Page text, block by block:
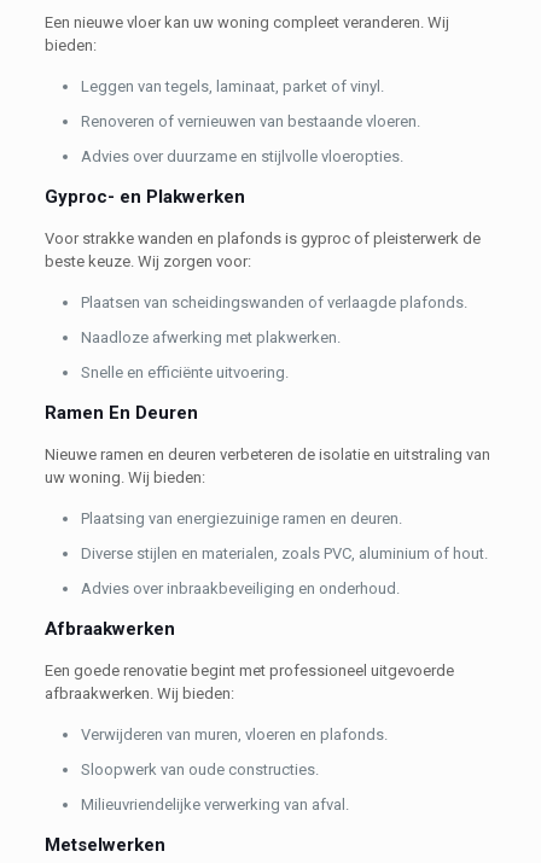
Een nieuwe vloer kan uw woning compleet veranderen. Wij
bieden:
Leggen van tegels, laminaat, parket of vinyl.
Renoveren of vernieuwen van bestaande vloeren.
Advies over duurzame en stijlvolle vloeropties.
Gyproc- en Plakwerken
Voor strakke wanden en plafonds is gyproc of pleisterwerk de
beste keuze. Wij zorgen voor:
Plaatsen van scheidingswanden of verlaagde plafonds.
Naadloze afwerking met plakwerken.
Snelle en efficiënte uitvoering.
Ramen En Deuren
Nieuwe ramen en deuren verbeteren de isolatie en uitstraling van
uw woning. Wij bieden:
Plaatsing van energiezuinige ramen en deuren.
Diverse stijlen en materialen, zoals PVC, aluminium of hout.
Advies over inbraakbeveiliging en onderhoud.
Afbraakwerken
Een goede renovatie begint met professioneel uitgevoerde
afbraakwerken. Wij bieden:
Verwijderen van muren, vloeren en plafonds.
Sloopwerk van oude constructies.
Milieuvriendelijke verwerking van afval.
Metselwerken